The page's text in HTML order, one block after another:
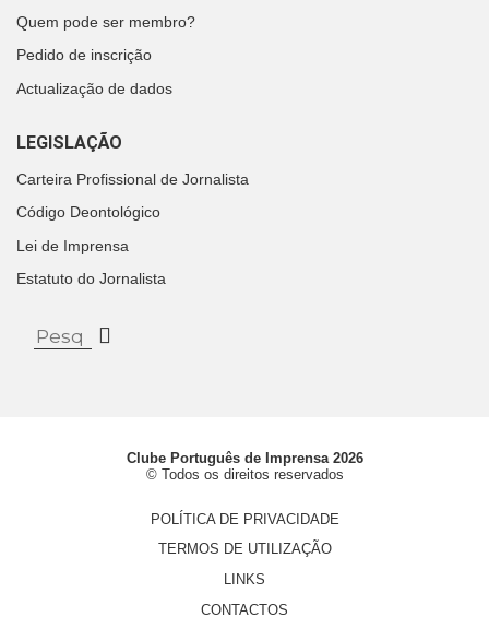
Quem pode ser membro?
Pedido de inscrição
Actualização de dados
LEGISLAÇÃO
Carteira Profissional de Jornalista
Código Deontológico
Lei de Imprensa
Estatuto do Jornalista
Clube Português de Imprensa 2026
© Todos os direitos reservados
POLÍTICA DE PRIVACIDADE
TERMOS DE UTILIZAÇÃO
LINKS
CONTACTOS